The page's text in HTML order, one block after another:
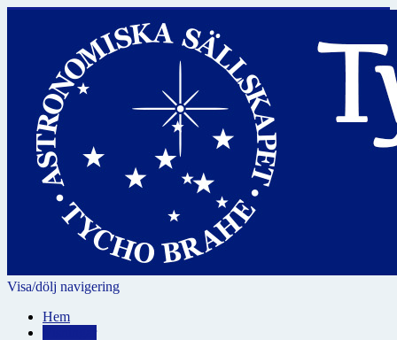
Visa/dölj navigering
Hem